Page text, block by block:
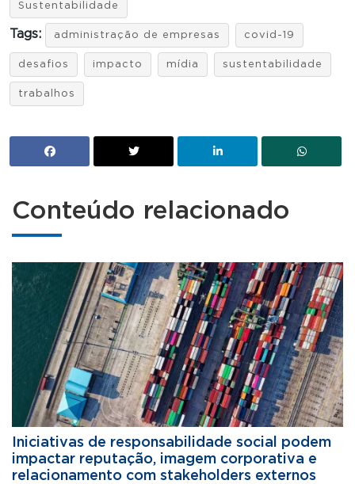
Sustentabilidade
Tags: administração de empresas covid-19
desafios impacto mídia sustentabilidade
trabalhos
Conteúdo relacionado
Iniciativas de responsabilidade social podem
impactar reputação, imagem corporativa e
relacionamento com stakeholders externos